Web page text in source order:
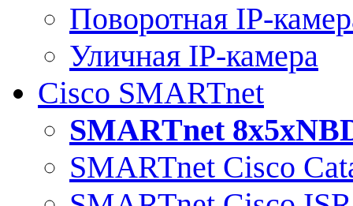
Поворотная IP-
Уличная IP-камера
Cisco SMARTnet
SMARTnet
SMARTnet Cisco